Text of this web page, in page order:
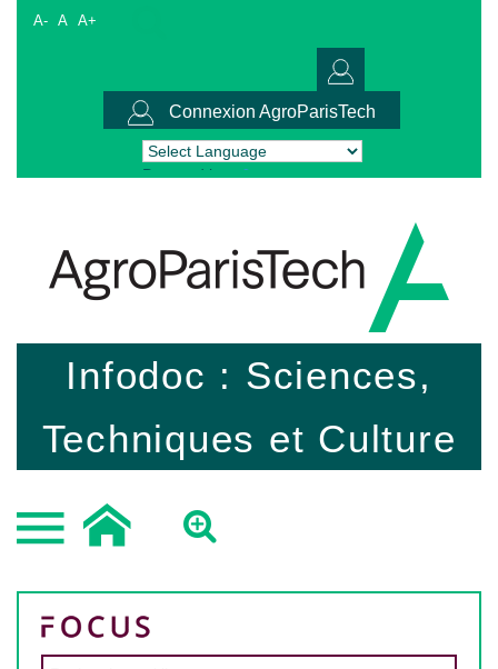
A- A A+
Connexion AgroParisTech
Powered by Translate
Infodoc : Sciences,
Techniques et Culture